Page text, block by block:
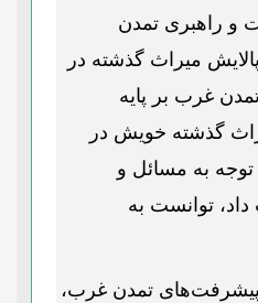
و راهبری تمدن
میراث گذشته در
غرب بر پایه
گذشته خویش در
توجه به مسائل و
توانست به
تمدن غرب،